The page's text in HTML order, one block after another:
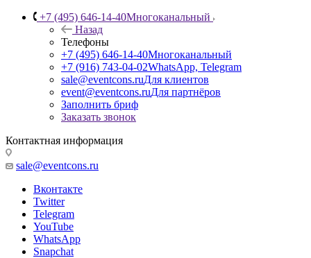
+7 (495) 646-14-40Многоканальный
Назад
Телефоны
+7 (495) 646-14-40Многоканальный
+7 (916) 743-04-02WhatsApp, Telegram
sale@eventcons.ruДля клиентов
event@eventcons.ruДля партнёров
Заполнить бриф
Заказать звонок
Контактная информация
sale@eventcons.ru
Вконтакте
Twitter
Telegram
YouTube
WhatsApp
Snapchat